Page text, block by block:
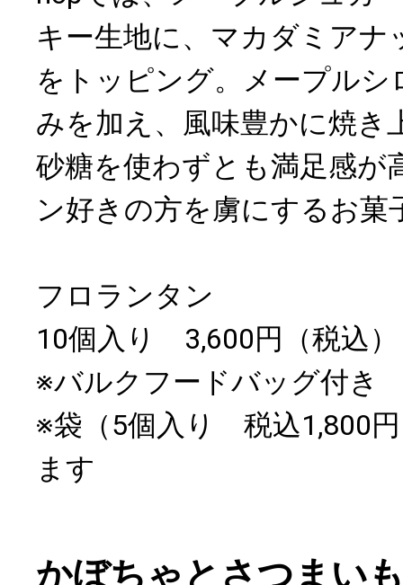
キー生地に、マカダミアナ
をトッピング。メープルシ
みを加え、風味豊かに焼き
砂糖を使わずとも満足感が
ン好きの方を虜にするお菓
フロランタン
10個入り 3,600円（税込）
※バルクフードバッグ付き
※袋（5個入り 税込1,800
ます
かぼちゃとさつまい